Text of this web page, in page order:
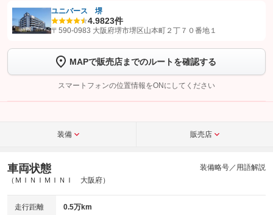
【STEP1】認証画面でグーネットを友だち追加してから「許可する」ボタンを押
トーク画面で
ボタンをタップして問い合わせを
完了してください。
こちら
ユニバース 堺
4.9823件
〒590-0983 大阪府堺市堺区山本町２丁７０番地１
MAPで販売店までのルートを確認する
スマートフォンの位置情報をONにしてください
装備 販売店
車両状態
（ＭＩＮＩＭＩＮＩ 大阪府）
装備略号／用語解説
走行距離 0.5万km